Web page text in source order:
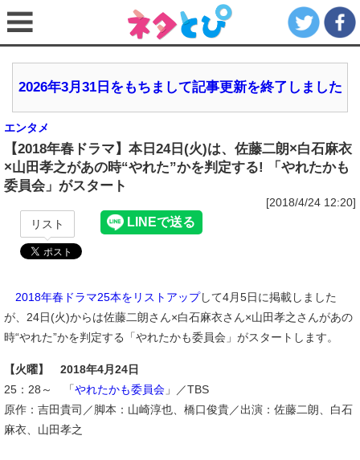
2026年3月31日をもちまして記事更新を終了しました
エンタメ
【2018年春ドラマ】本日24日(火)は、佐藤二朗×白石麻衣
×山田孝之があの時“やれた”かを判定する! 「やれたかも
委員会」がスタート
[2018/4/24 12:20]
リスト
2018年春ドラマ25本をリストアップして4月5日に掲載しました
が、24日(火)からは佐藤二朗さん×白石麻衣さん×山田孝之さんがあの
時“やれた”かを判定する「やれたかも委員会」がスタートします。
【火曜】 2018年4月24日
25：28～ 「やれたかも委員会 」／TBS
原作：吉田貴司／脚本：山崎淳也、橋口俊貴／出演：佐藤二朗、白石
麻衣、山田孝之